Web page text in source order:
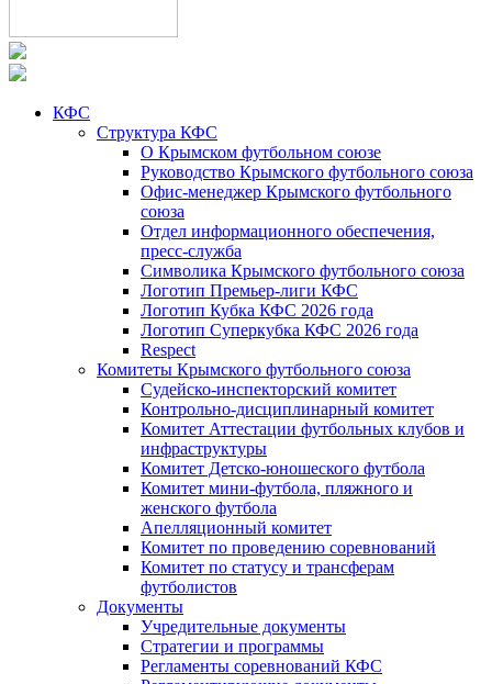
КФС
Структура КФС
О Крымском футбольном союзе
Руководство Крымского футбольного союза
Офис-менеджер Крымского футбольного
союза
Отдел информационного обеспечения,
пресс-служба
Символика Крымского футбольного союза
Логотип Премьер-лиги КФС
Логотип Кубка КФС 2026 года
Логотип Суперкубка КФС 2026 года
Respect
Комитеты Крымского футбольного союза
Судейско-инспекторский комитет
Контрольно-дисциплинарный комитет
Комитет Аттестации футбольных клубов и
инфраструктуры
Комитет Детско-юношеского футбола
Комитет мини-футбола, пляжного и
женского футбола
Апелляционный комитет
Комитет по проведению соревнований
Комитет по статусу и трансферам
футболистов
Документы
Учредительные документы
Стратегии и программы
Регламенты соревнований КФС